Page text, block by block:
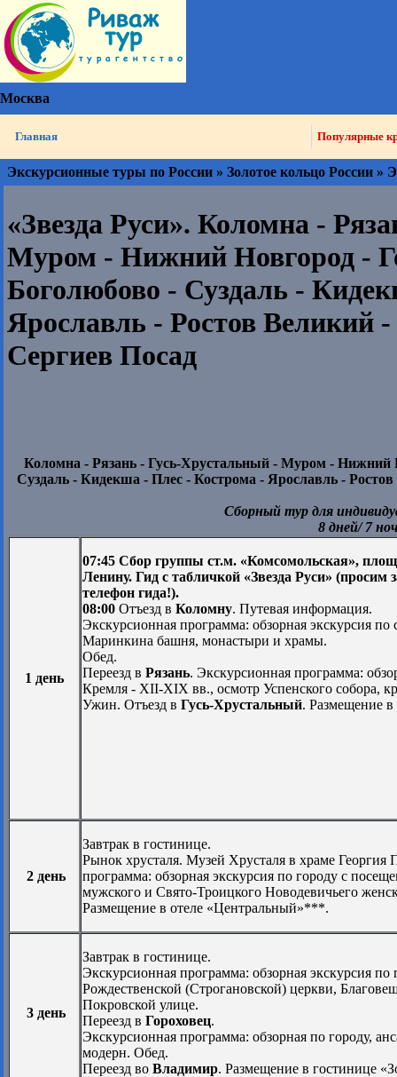
Москва
Главная Популярные
Экскурсионные туры по России » Золотое кольцо России »
«Звезда Руси». Коломна -
Муром - Нижний Новгород -
Боголюбово - Суздаль -
Ярославль - Ростов Великий
Сергиев Посад
Коломна - Рязань - Гусь-Хрустальный - Муром - Нижний
Суздаль - Кидекша - Плес - Кострома - Ярославль -
Сборный тур для
8 дней/ 7
1 день
07:45 Сбор группы ст.м. «Комсомольская»,
Ленину. Гид с табличкой «Звезда Руси»
телефон гида!).
08:00 Отъезд в Коломну. Путевая информация.
Экскурсионная программа: обзорная экскурсия
Маринкина башня, монастыри и храмы.
Обед.
Переезд в Рязань. Экскурсионная программа:
Кремля - XII-XIX вв., осмотр Успенского собора,
Ужин. Отъезд в Гусь-Хрустальный. Размещение
2 день
Завтрак в гостинице.
Рынок хрусталя. Музей Хрусталя в храме Георгия
программа: обзорная экскурсия по городу с
мужского и Свято-Троицкого Новодевичьего
Размещение в отеле «Центральный»***.
3 день
Завтрак в гостинице.
Экскурсионная программа: обзорная экскурсия
Рождественской (Строгановской) церкви,
Покровской улице.
Переезд в Гороховец.
Экскурсионная программа: обзорная по городу,
модерн. Обед.
Переезд во Владимир. Размещение в гостинице